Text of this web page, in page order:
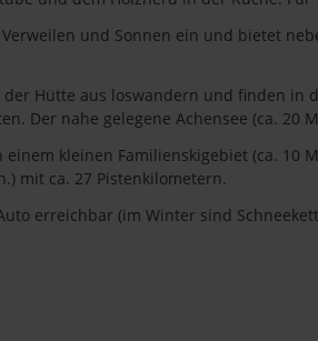
und Sonnen ein und bietet
Hütte aus loswandern und finden in
Der nahe gelegene Achensee (ca. 20
kleinen Familienskigebiet (ca. 10
mit ca. 27 Pistenkilometern.
erreichbar (im Winter sind